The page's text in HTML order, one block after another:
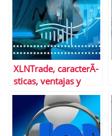
XLNTrade, caracterÃ­
sticas, ventajas y
desventajas del
brÃ³ker